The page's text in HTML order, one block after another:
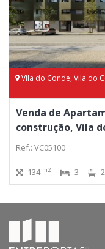
Vila do Conde, Vila do
Venda de
construção, Vila
Ref.: VC05100
134 m2 3 2